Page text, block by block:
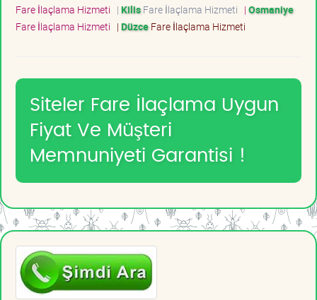
Fare İlaçlama Hizmeti | KilisFare İlaçlama Hizmeti | Osmaniye
Fare İlaçlama Hizmeti | DüzceFare İlaçlama Hizmeti
Siteler Fare İlaçlama Uygun
Fiyat Ve Müşteri
Memnuniyeti Garantisi !